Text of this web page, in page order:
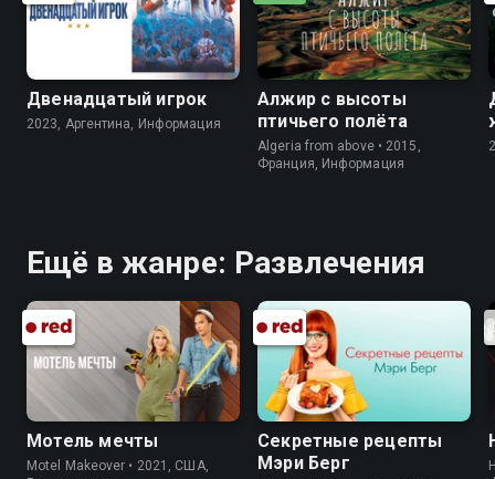
Двенадцатый игрок
2023, Аргентина, Информация
Алжир с высоты
птичьего полёта
Algeria from above • 2015,
Франция, Информация
Ещё в жанре: Развлечения
Мотель мечты
Motel Makeover • 2021, США,
Секретные рецепты
Мэри Берг